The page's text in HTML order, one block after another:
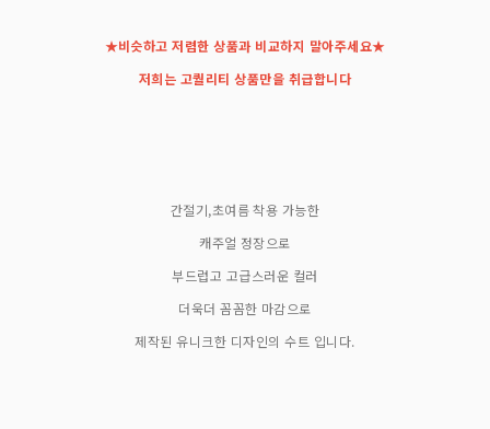
★비슷하고 저렴한 상품과 비교하지 말아주세요★
저희는 고퀄리티 상품만을 취급합니다
간절기,초여름 착용 가능한
캐주얼 정장으로
부드럽고 고급스러운 컬러
더욱더 꼼꼼한 마감으로
제작된 유니크한 디자인의 수트 입니다.